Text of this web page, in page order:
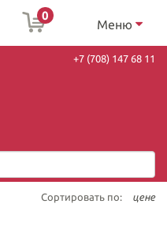
0
Меню
+7 (708) 147 68 11
Сортировать по: цене